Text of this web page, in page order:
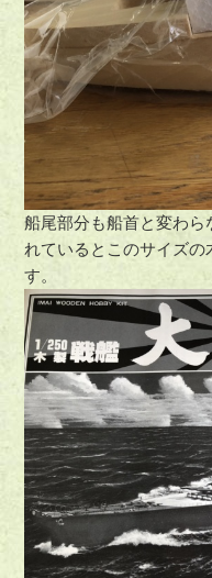
船尾部分も船首と変わ
れているとこのサイズの
す。